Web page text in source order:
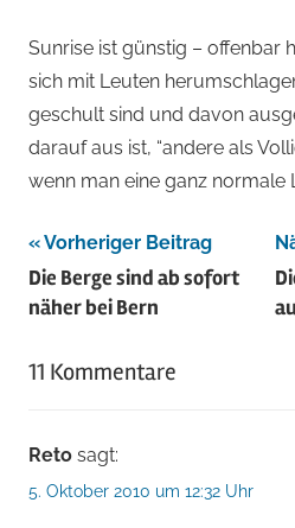
Sunrise ist günstig – offenbar
sich mit Leuten
geschult sind und davon
darauf aus ist, “andere als
wenn man eine ganz normale
Vorheriger Beitrag
Die Berge sind ab sofort
näher bei Bern
11 Kommentare
Reto sagt:
5. Oktober 2010 um 12:32 Uhr